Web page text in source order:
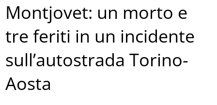
Montjovet: un morto e
tre feriti in un incidente
sull’autostrada Torino-
Aosta